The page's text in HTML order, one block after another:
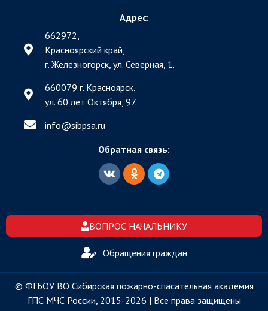
Адрес:
662972,
Красноярский край,
г. Железногорск, ул. Северная, 1.
660079 г. Красноярск,
ул. 60 лет Октября, 97.
info@sibpsa.ru
Обратная связь:
ВОПРОС НАЧАЛЬНИКУ
Обращения граждан
© ФГБОУ ВО Сибирская пожарно-спасательная академия
ГПС МЧС России, 2015-2026 | Все права защищены